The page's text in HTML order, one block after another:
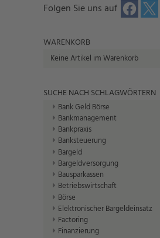
Folgen Sie uns auf
WARENKORB
Keine Artikel im Warenkorb
SUCHE NACH SCHLAGWÖRTERN
Bank Geld Börse
Bankmanagement
Bankpraxis
Banksteuerung
Bargeld
Bargeldversorgung
Bausparkassen
Betriebswirtschaft
Börse
Elektronischer Bargeldeinsatz
Factoring
Finanzierung